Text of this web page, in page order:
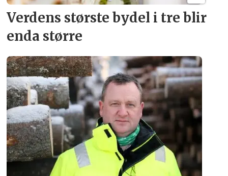
Verdens største bydel i tre blir
enda større